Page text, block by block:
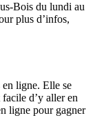
Bois du lundi au
plus d’infos,
en ligne. Elle se
d’y aller en
ligne pour gagner